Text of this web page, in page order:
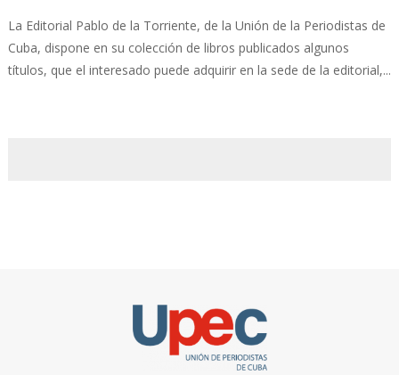
La Editorial Pablo de la Torriente, de la Unión de la Periodistas de
Cuba, dispone en su colección de libros publicados algunos
títulos, que el interesado puede adquirir en la sede de la editorial,...